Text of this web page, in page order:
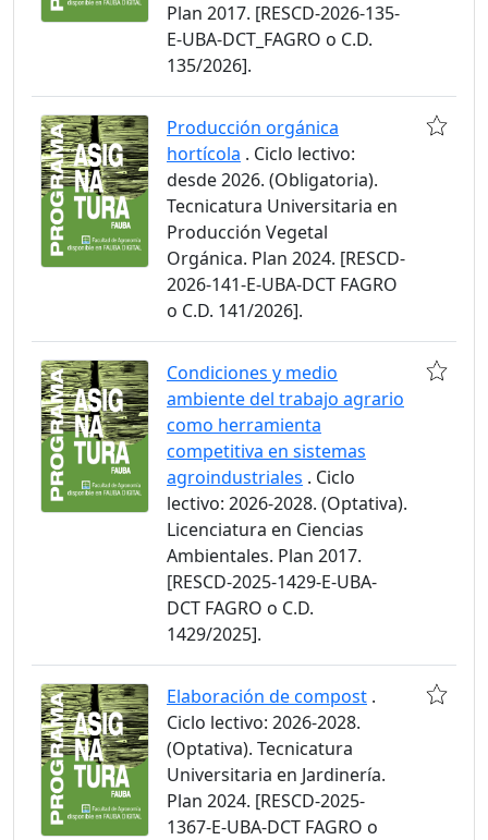
Plan 2017. [RESCD-2026-135-
E-UBA-DCT_FAGRO o C.D.
135/2026].
Producción orgánica
hortícola . Ciclo lectivo:
desde 2026. (Obligatoria).
Tecnicatura Universitaria en
Producción Vegetal
Orgánica. Plan 2024. [RESCD-
2026-141-E-UBA-DCT FAGRO
o C.D. 141/2026].
Condiciones y medio
ambiente del trabajo agrario
como herramienta
competitiva en sistemas
agroindustriales . Ciclo
lectivo: 2026-2028. (Optativa).
Licenciatura en Ciencias
Ambientales. Plan 2017.
[RESCD-2025-1429-E-UBA-
DCT FAGRO o C.D.
1429/2025].
Elaboración de compost .
Ciclo lectivo: 2026-2028.
(Optativa). Tecnicatura
Universitaria en Jardinería.
Plan 2024. [RESCD-2025-
1367-E-UBA-DCT FAGRO o